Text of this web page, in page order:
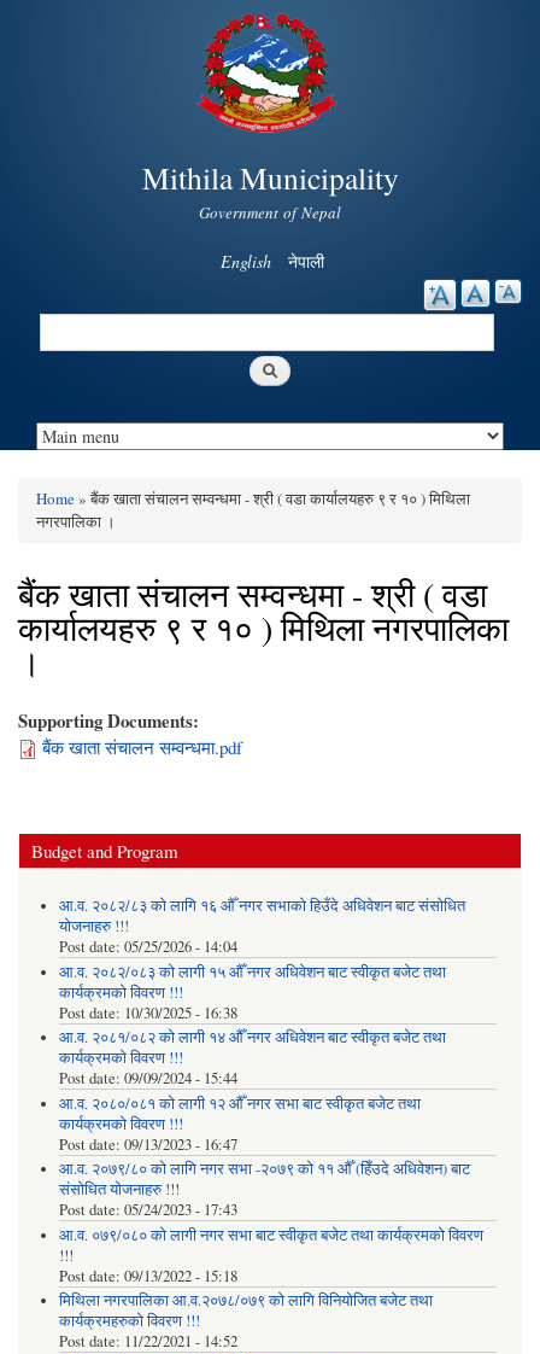
Skip to
main
content
Mithila Municipality
Government of Nepal
English नेपाली
Search
You are here
Home» बैंक खाता संचालन सम्वन्धमा - श्री ( वडा कार्यालयहरु ९ र १० ) मिथिला
नगरपालिका ।
बैंक खाता संचालन सम्वन्धमा - श्री ( वडा
कार्यालयहरु ९ र १० ) मिथिला नगरपालिका
।
Supporting Documents:
बैंक खाता संचालन सम्वन्धमा.pdf
Budget and Program
आ.व. २०८२/८३ को लागि १६ औँ नगर सभाको हिउँदे अधिवेशन बाट संसोधित
योजनाहरु !!!
Post date: 05/25/2026 - 14:04
आ.व. २०८२/०८३ को लागी १५ औँ नगर अधिवेशन बाट स्वीकृत बजेट तथा
कार्यक्रमको विवरण !!!
Post date: 10/30/2025 - 16:38
आ.व. २०८१/०८२ को लागी १४ औँ नगर अधिवेशन बाट स्वीकृत बजेट तथा
कार्यक्रमको विवरण !!!
Post date: 09/09/2024 - 15:44
आ.व. २०८०/०८१ को लागी १२ औँ नगर सभा बाट स्वीकृत बजेट तथा
कार्यक्रमको विवरण !!!
Post date: 09/13/2023 - 16:47
आ.व. २०७९/८० को लागि नगर सभा -२०७९ को ११ औँ (हिँउदे अधिवेशन) बाट
संसोधित योजनाहरु !!!
Post date: 05/24/2023 - 17:43
आ.व. ०७९/०८० को लागी नगर सभा बाट स्वीकृत बजेट तथा कार्यक्रमको विवरण
!!!
Post date: 09/13/2022 - 15:18
मिथिला नगरपालिका आ.व.२०७८/०७९ को लागि विनियोजित बजेट तथा
कार्यक्रमहरुको विवरण !!!
Post date: 11/22/2021 - 14:52